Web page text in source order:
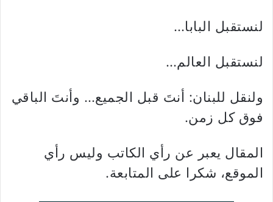
لنستقبل البابا…
لنستقبل العالم…
ولنقل للبنان: أنتَ قبل الجميع… وأنتَ الباقي
فوق كل زمن.
المقال يعبر عن رأي الكاتب وليس رأي
الموقع، شكرا على المتابعة.